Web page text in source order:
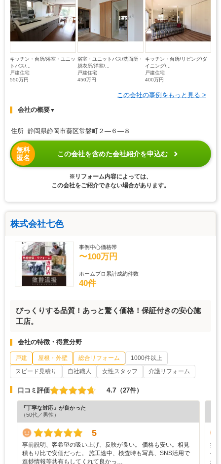
キッチン・台所/浴室・ユニッ
トバス/...
戸建住宅
550万円
浴室・ユニットバス/洗面所・
脱衣所/洋室/...
戸建住宅
450万円
キッチン・台所/リビング/ダ
イニング/...
戸建住宅
400万円
この会社の事例をもっと見る >
会社の概要▼
住所 静岡県静岡市葵区常磐町２―６―８
無料
匿名
この会社を含めた会社紹介を申込む
※リフォーム内容によっては、
この会社をご紹介できない場合があります。
株式会社七色
事例中心価格帯
〜100万円
ホームプロ累計成約件数
40件
びっくりする品質！あっと驚く価格！保証付きの安心施
工店。
会社の特徴・得意分野
戸建 屋根・外壁 総合リフォーム
1000件以上
スピード見積り
自社職人 女性スタッフ 介護リフォーム
口コミ評価 4.7 （27件）
『丁寧な対応』が良かった
（50代／男性）
5
事前説明、客希望の吸い上げ、反映が良い。 価格も安い。相見
積もり比で安価だった。 施工途中、検査時も写真、SNS活用で
進捗情報等共有もしてくれて良かっ…
担
へ
か